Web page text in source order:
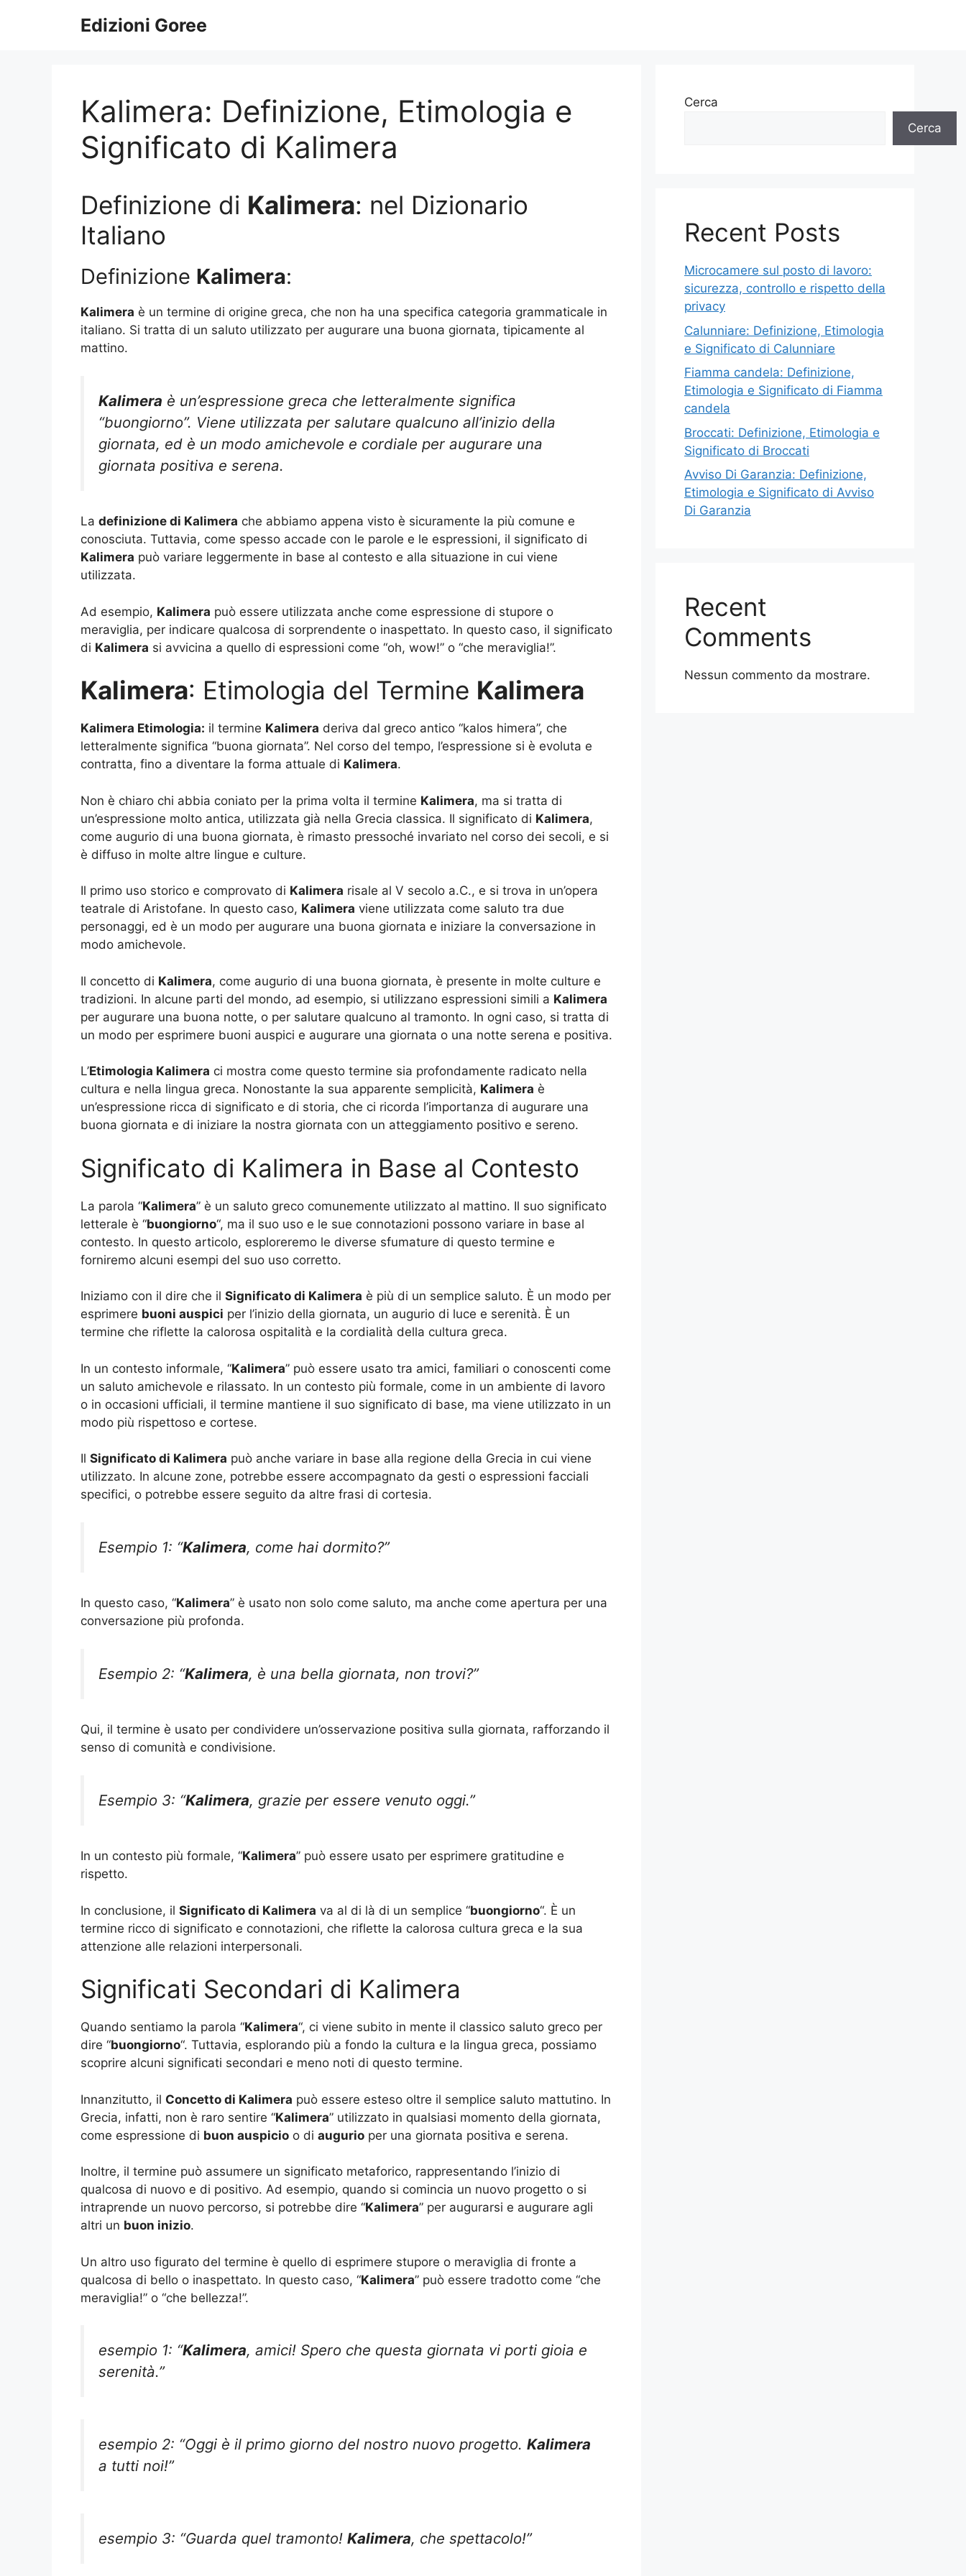
Edizioni Goree
Kalimera: Definizione, Etimologia e
Significato di Kalimera
Definizione di Kalimera: nel Dizionario
Italiano
Definizione Kalimera:
Kalimera è un termine di origine greca, che non ha una specifica categoria grammaticale in
italiano. Si tratta di un saluto utilizzato per augurare una buona giornata, tipicamente al
mattino.
Kalimera è un’espressione greca che letteralmente significa
“buongiorno”. Viene utilizzata per salutare qualcuno all’inizio della
giornata, ed è un modo amichevole e cordiale per augurare una
giornata positiva e serena.
La definizione di Kalimera che abbiamo appena visto è sicuramente la più comune e
conosciuta. Tuttavia, come spesso accade con le parole e le espressioni, il significato di
Kalimera può variare leggermente in base al contesto e alla situazione in cui viene
utilizzata.
Ad esempio, Kalimera può essere utilizzata anche come espressione di stupore o
meraviglia, per indicare qualcosa di sorprendente o inaspettato. In questo caso, il significato
di Kalimera si avvicina a quello di espressioni come “oh, wow!” o “che meraviglia!”.
Kalimera: Etimologia del Termine Kalimera
Kalimera Etimologia: il termine Kalimera deriva dal greco antico “kalos himera”, che
letteralmente significa “buona giornata”. Nel corso del tempo, l’espressione si è evoluta e
contratta, fino a diventare la forma attuale di Kalimera.
Non è chiaro chi abbia coniato per la prima volta il termine Kalimera, ma si tratta di
un’espressione molto antica, utilizzata già nella Grecia classica. Il significato di Kalimera,
come augurio di una buona giornata, è rimasto pressoché invariato nel corso dei secoli, e si
è diffuso in molte altre lingue e culture.
Il primo uso storico e comprovato di Kalimera risale al V secolo a.C., e si trova in un’opera
teatrale di Aristofane. In questo caso, Kalimera viene utilizzata come saluto tra due
personaggi, ed è un modo per augurare una buona giornata e iniziare la conversazione in
modo amichevole.
Il concetto di Kalimera, come augurio di una buona giornata, è presente in molte culture e
tradizioni. In alcune parti del mondo, ad esempio, si utilizzano espressioni simili a Kalimera
per augurare una buona notte, o per salutare qualcuno al tramonto. In ogni caso, si tratta di
un modo per esprimere buoni auspici e augurare una giornata o una notte serena e positiva.
L’Etimologia Kalimera ci mostra come questo termine sia profondamente radicato nella
cultura e nella lingua greca. Nonostante la sua apparente semplicità, Kalimera è
un’espressione ricca di significato e di storia, che ci ricorda l’importanza di augurare una
buona giornata e di iniziare la nostra giornata con un atteggiamento positivo e sereno.
Significato di Kalimera in Base al Contesto
La parola “Kalimera” è un saluto greco comunemente utilizzato al mattino. Il suo significato
letterale è “buongiorno“, ma il suo uso e le sue connotazioni possono variare in base al
contesto. In questo articolo, esploreremo le diverse sfumature di questo termine e
forniremo alcuni esempi del suo uso corretto.
Iniziamo con il dire che il Significato di Kalimera è più di un semplice saluto. È un modo per
esprimere buoni auspici per l’inizio della giornata, un augurio di luce e serenità. È un
termine che riflette la calorosa ospitalità e la cordialità della cultura greca.
In un contesto informale, “Kalimera” può essere usato tra amici, familiari o conoscenti come
un saluto amichevole e rilassato. In un contesto più formale, come in un ambiente di lavoro
o in occasioni ufficiali, il termine mantiene il suo significato di base, ma viene utilizzato in un
modo più rispettoso e cortese.
Il Significato di Kalimera può anche variare in base alla regione della Grecia in cui viene
utilizzato. In alcune zone, potrebbe essere accompagnato da gesti o espressioni facciali
specifici, o potrebbe essere seguito da altre frasi di cortesia.
Esempio 1: “Kalimera, come hai dormito?”
In questo caso, “Kalimera” è usato non solo come saluto, ma anche come apertura per una
conversazione più profonda.
Esempio 2: “Kalimera, è una bella giornata, non trovi?”
Qui, il termine è usato per condividere un’osservazione positiva sulla giornata, rafforzando il
senso di comunità e condivisione.
Esempio 3: “Kalimera, grazie per essere venuto oggi.”
In un contesto più formale, “Kalimera” può essere usato per esprimere gratitudine e
rispetto.
In conclusione, il Significato di Kalimera va al di là di un semplice “buongiorno“. È un
termine ricco di significato e connotazioni, che riflette la calorosa cultura greca e la sua
attenzione alle relazioni interpersonali.
Significati Secondari di Kalimera
Quando sentiamo la parola “Kalimera“, ci viene subito in mente il classico saluto greco per
dire “buongiorno“. Tuttavia, esplorando più a fondo la cultura e la lingua greca, possiamo
scoprire alcuni significati secondari e meno noti di questo termine.
Innanzitutto, il Concetto di Kalimera può essere esteso oltre il semplice saluto mattutino. In
Grecia, infatti, non è raro sentire “Kalimera” utilizzato in qualsiasi momento della giornata,
come espressione di buon auspicio o di augurio per una giornata positiva e serena.
Inoltre, il termine può assumere un significato metaforico, rappresentando l’inizio di
qualcosa di nuovo e di positivo. Ad esempio, quando si comincia un nuovo progetto o si
intraprende un nuovo percorso, si potrebbe dire “Kalimera” per augurarsi e augurare agli
altri un buon inizio.
Un altro uso figurato del termine è quello di esprimere stupore o meraviglia di fronte a
qualcosa di bello o inaspettato. In questo caso, “Kalimera” può essere tradotto come “che
meraviglia!” o “che bellezza!”.
esempio 1: “Kalimera, amici! Spero che questa giornata vi porti gioia e
serenità.”
esempio 2: “Oggi è il primo giorno del nostro nuovo progetto. Kalimera
a tutti noi!”
esempio 3: “Guarda quel tramonto! Kalimera, che spettacolo!”
Cerca
Cerca
Recent Posts
Microcamere sul posto di lavoro:
sicurezza, controllo e rispetto della
privacy
Calunniare: Definizione, Etimologia
e Significato di Calunniare
Fiamma candela: Definizione,
Etimologia e Significato di Fiamma
candela
Broccati: Definizione, Etimologia e
Significato di Broccati
Avviso Di Garanzia: Definizione,
Etimologia e Significato di Avviso
Di Garanzia
Recent
Comments
Nessun commento da mostrare.